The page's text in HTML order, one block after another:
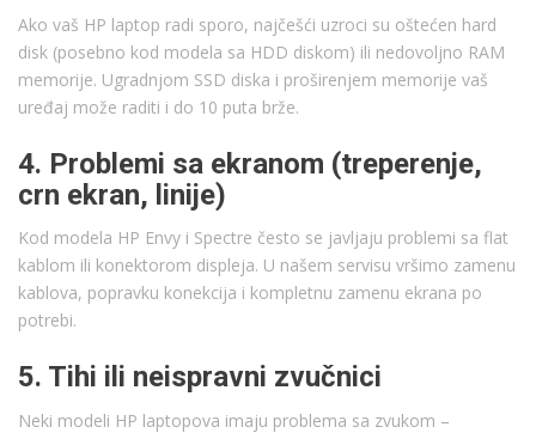
Ako vaš HP laptop radi sporo, najčešći uzroci su oštećen hard
disk (posebno kod modela sa HDD diskom) ili nedovoljno RAM
memorije. Ugradnjom SSD diska i proširenjem memorije vaš
uređaj može raditi i do 10 puta brže.
4. Problemi sa ekranom (treperenje,
crn ekran, linije)
Kod modela HP Envy i Spectre često se javljaju problemi sa flat
kablom ili konektorom displeja. U našem servisu vršimo zamenu
kablova, popravku konekcija i kompletnu zamenu ekrana po
potrebi.
5. Tihi ili neispravni zvučnici
Neki modeli HP laptopova imaju problema sa zvukom –